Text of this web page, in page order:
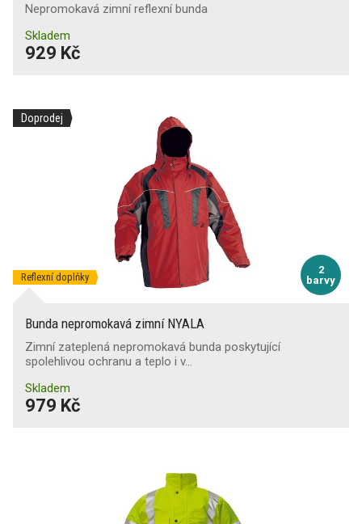
Nepromokavá zimní reflexní bunda
Skladem
929 Kč
Doprodej
2
barvy
Reflexní doplňky
Bunda nepromokavá zimní NYALA
Zimní zateplená nepromokavá bunda poskytující
spolehlivou ochranu a teplo i v…
Skladem
979 Kč